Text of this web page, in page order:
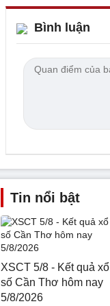
Bình luận
Tin nổi bật
XSCT 5/8 - Kết quả xổ
số Cần Thơ hôm nay
5/8/2026